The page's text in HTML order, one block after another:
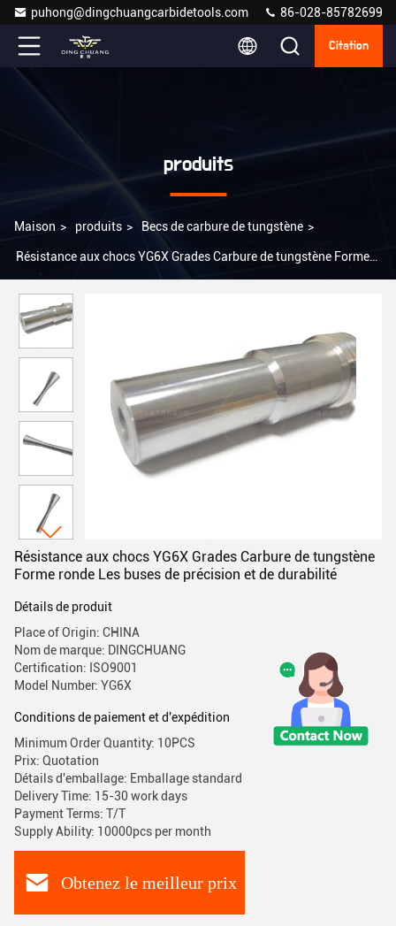
puhong@dingchuangcarbidetools.com 86-028-85782699
Citation
produits
Maison > produits > Becs de carbure de tungstène >
Résistance aux chocs YG6X Grades Carbure de tungstène Forme
Résistance aux chocs YG6X Grades Carbure de tungstène
Forme ronde Les buses de précision et de durabilité
Détails de produit
Place of Origin: CHINA
Nom de marque: DINGCHUANG
Certification: ISO9001
Model Number: YG6X
Conditions de paiement et d'expédition
Minimum Order Quantity: 10PCS
Prix: Quotation
Détails d'emballage: Emballage standard
Delivery Time: 15-30 work days
Payment Terms: T/T
Supply Ability: 10000pcs per month
Obtenez le meilleur prix